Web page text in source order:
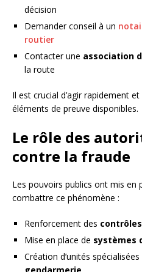
décision
Demander conseil à un
routier
Contacter une association
la route
Il est crucial d’agir rapidement
éléments de preuve disponibles.
Le rôle des
contre la fraude
Les pouvoirs publics ont mis en
combattre ce phénomène :
Renforcement des contrôles
Mise en place de systèmes
Création d’unités